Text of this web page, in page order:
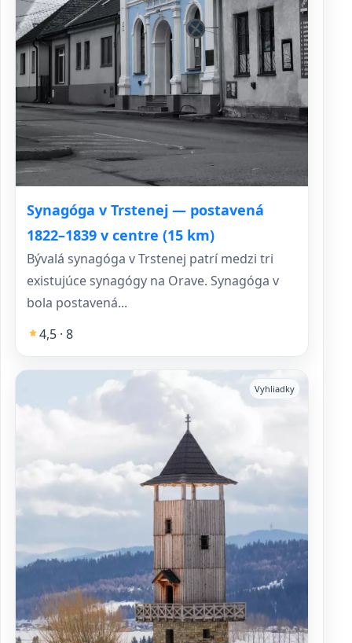
Synagóga v Trstenej — postavená
1822–1839 v centre (15 km)
Bývalá synagóga v Trstenej patrí medzi tri
existujúce synagógy na Orave. Synagóga v
bola postavená...
4,5 · 8
Vyhliadky